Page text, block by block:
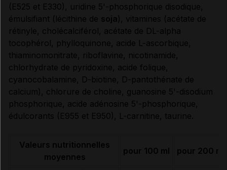
(E525 et E330), uridine 5'-phosphorique disodique,
émulsifiant (lécithine de soja), vitamines (acétate de
rétinyle, cholécalciférol, acétate de DL-alpha
tocophérol, phylloquinone, acide L-ascorbique,
thiaminomonitrate, riboflavine, nicotinamide,
chlorhydrate de pyridoxine, acide folique,
cyanocobalamine, D-biotine, D-pantothénate de
calcium), chlorure de choline, guanosine 5'-disodium
phosphorique, acide adénosine 5'-phosphorique,
édulcorants (E955 et E950), L-carnitine, taurine.
Valeurs nutritionnelles
moyennes
pour 100 ml pour 200 ml